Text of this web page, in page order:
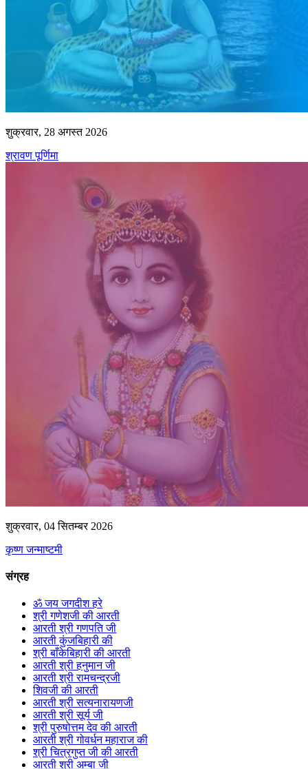
शुक्रवार, 28 अगस्त 2026
श्रावण पूर्णिमा
शुक्रवार, 04 सितम्बर 2026
कृष्ण जन्माष्टमी
संग्रह
ॐ जय जगदीश हरे
श्री गणेशजी की आरती
आरती श्री गणपति जी
आरती कुंजबिहारी की
श्री बाँकेबिहारी की आरती
आरती श्री हनुमान जी
आरती श्री रामचन्द्रजी
शिवजी की आरती
आरती श्री सत्यनारायणजी
आरती श्री सूर्य जी
श्री पुरुषोत्तम देव की आरती
आरती श्री गोवर्धन महाराज की
श्री चित्रगुप्त जी की आरती
आरती श्री अम्बा जी